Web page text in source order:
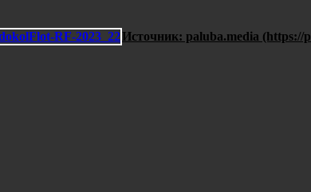
Источник: paluba.media (https://